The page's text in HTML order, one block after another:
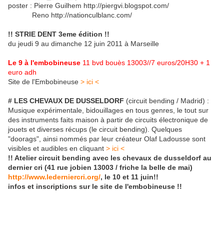
poster : Pierre Guilhem http://piergvi.blogspot.com/
Reno http://nationculblanc.com/
!! STRIE DENT 3eme édition !!
du jeudi 9 au dimanche 12 juin 2011 à Marseille
Le 9 à l'embobineuse 11 bvd bouès 13003//7 euros/20H30 + 1
euro adh
Site de l'Embobineuse > ici <
# LES CHEVAUX DE DUSSELDORF (circuit bending / Madrid) :
Musique expérimentale, bidouillages en tous genres, le tout sur
des instruments faits maison à partir de circuits électronique de
jouets et diverses récups (le circuit bending). Quelques
"doorags", ainsi nommés par leur créateur Olaf Ladousse sont
visibles et audibles en cliquant > ici <
!! Atelier circuit bending avec les chevaux de dusseldorf au
dernier cri (41 rue jobien 13003 / friche la belle de mai)
http://www.lederniercri.org/, le 10 et 11 juin!!
infos et inscriptions sur le site de l'embobineuse !!